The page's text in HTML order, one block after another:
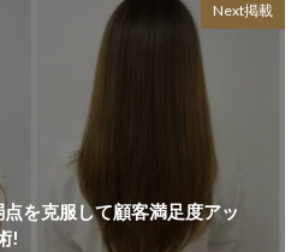
Next掲載
を克服して顧客満足度アッ
!